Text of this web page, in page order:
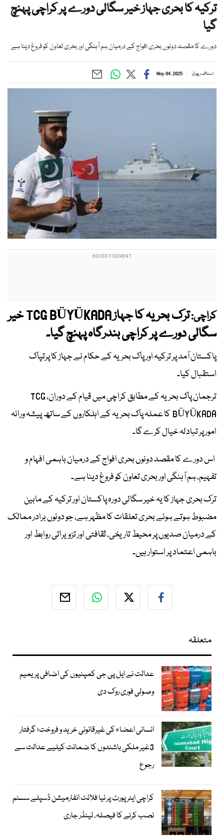
ترکیہ کا بحری جہاز خیر سگالی دورے پر کراچی پہنچ
گیا
دورے کا مقصد دونوں بحری افواج کے درمیان ہم آہنگی اور بحری تعاون کو فروغ دینا ہے
اسٹاف رپورٹر May 04, 2025
کراچی:
ترک بحریہ کا جہاز TCG BÜYÜKADA خیر
سگالی دورے پر کراچی بندرگاہ پہنچ گیا۔
پاکستان آمد پر ترکیہ اور پاک بحریہ کے حکام نے جہاز کا پرتپاک
استقبال کیا۔
ترجمان پاک بحریہ کے مطابق کراچی میں قیام کے دوران، TCG
BÜYÜKADA کا عملہ پاک بحریہ کے اہلکاروں کے ساتھ پیشہ ورانہ
امور پر تبادلہ خیال کرے گا۔
اس دورے کا مقصد دونوں بحری افواج کے درمیان باہمی افہام و
تفہیم، ہم آہنگی اور بحری تعاون کو فروغ دینا ہے۔
ترک بحری جہاز کا یہ خیر سگالی دورہ پاکستان اور ترکیہ کے مابین
مضبوط ہوتے ہوئے بحری تعلقات کا مظہر ہے، جو دونوں برادر ممالک
کے درمیان صدیوں پر محیط تاریخی، ثقافتی اور تزویراتی روابط اور
باہمی اعتماد پر استوار ہیں۔
متعلقہ
عدالت نے ایل پی جی کمپنیوں کی اضافی پریمیم
وصولی فوری روک دی
انسانی اعضاء کی غیرقانونی خرید و فروخت؛ گرفتار
3غیر ملکی باشندوں کا ضمانت کیلیے عدالت سے
رجوع
کراچی ایئرپورٹ پر نیا فلائٹ انفارمیشن ڈسپلے سسٹم
نصب کرنے کا فیصلہ، ٹینڈر جاری